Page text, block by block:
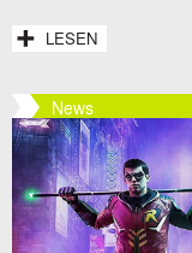
LESEN
News